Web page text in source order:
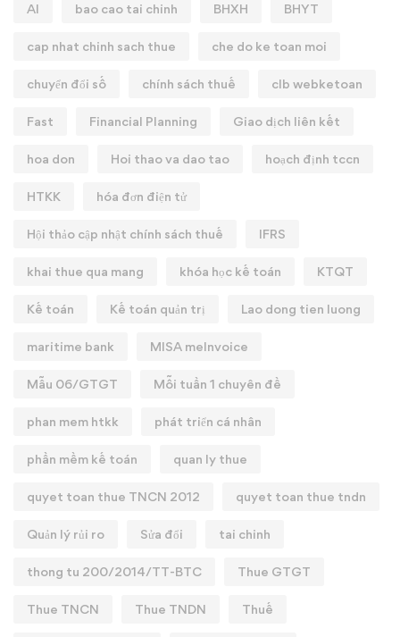
AI bao cao tai chinh BHXH BHYT
cap nhat chinh sach thue che do ke toan moi
chuyển đổi số chính sách thuế clb webketoan
Fast Financial Planning Giao dịch liên kết
hoa don Hoi thao va dao tao hoạch định tccn
HTKK hóa đơn điện tử
Hội thảo cập nhật chính sách thuế IFRS
khai thue qua mang khóa học kế toán KTQT
Kế toán Kế toán quản trị Lao dong tien luong
maritime bank MISA meInvoice
Mẫu 06/GTGT Mỗi tuần 1 chuyên đề
phan mem htkk phát triển cá nhân
phần mềm kế toán quan ly thue
quyet toan thue TNCN 2012 quyet toan thue tndn
Quản lý rủi ro Sửa đổi tai chinh
thong tu 200/2014/TT-BTC Thue GTGT
Thue TNCN Thue TNDN Thuế